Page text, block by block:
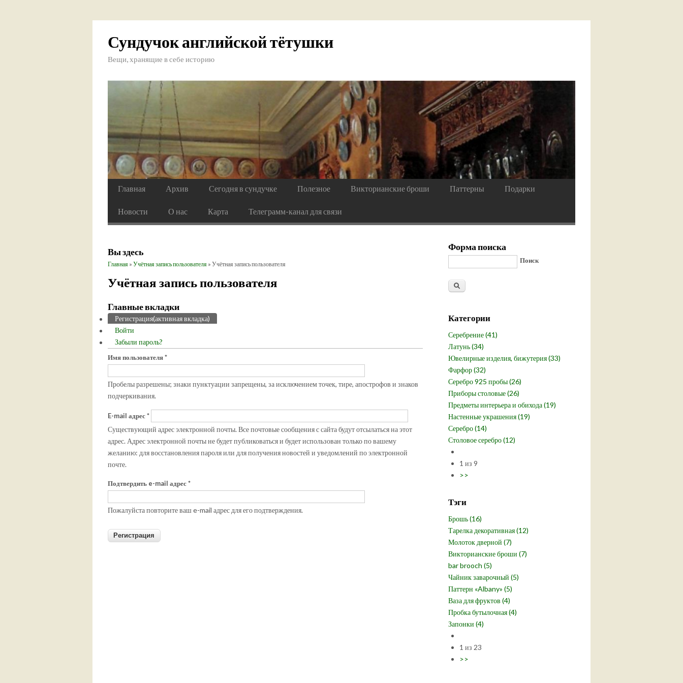
Сундучок английской тётушки
Вещи, хранящие в себе историю
Главная Архив Сегодня в сундучке Полезное Викторианские броши Паттерны Подарки
Новости О нас Карта Телеграмм-канал для связи
Вы здесь
Главная » Учётная запись пользователя » Учётная запись пользователя
Учётная запись пользователя
Главные вкладки
Регистрация(активная вкладка)
Войти
Забыли пароль?
Имя пользователя*
Пробелы разрешены; знаки пунктуации запрещены, за исключением точек, тире, апострофов и знаков
подчеркивания.
E-mail адрес*
Существующий адрес электронной почты. Все почтовые сообщения с сайта будут отсылаться на этот
адрес. Адрес электронной почты не будет публиковаться и будет использован только по вашему
желанию: для восстановления пароля или для получения новостей и уведомлений по электронной
почте.
Подтвердить e-mail адрес*
Пожалуйста повторите ваш e-mail адрес для его подтверждения.
Форма поиска
Поиск
Категории
Серебрение (41)
Латунь (34)
Ювелирные изделия, бижутерия (33)
Фарфор (32)
Серебро 925 пробы (26)
Приборы столовые (26)
Предметы интерьера и обихода (19)
Настенные украшения (19)
Серебро (14)
Столовое серебро (12)
1 из 9
>>
Тэги
Брошь (16)
Тарелка декоративная (12)
Молоток дверной (7)
Викторианские броши (7)
bar brooch (5)
Чайник заварочный (5)
Паттерн «Albany» (5)
Ваза для фруктов (4)
Пробка бутылочная (4)
Запонки (4)
1 из 23
>>